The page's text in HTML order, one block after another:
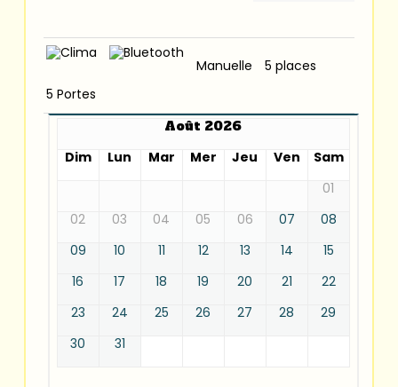
Manuelle
5 places
5 Portes
Août 2026
Dim
Lun Mar Mer Jeu Ven
Sam
01
02
03 04 05 06 07
08
09
10 11 12 13 14
15
16
17 18 19 20 21
22
23
24 25 26 27 28
29
30
31